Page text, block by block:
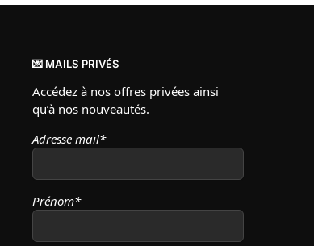
💌 MAILS PRIVÉS
Accédez à nos offres privées ainsi
qu’à nos nouveautés.
Adresse mail*
Prénom*